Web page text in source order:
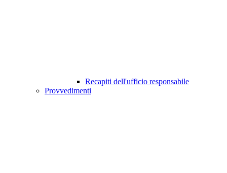
Recapiti dell'ufficio responsabile
Provvedimenti